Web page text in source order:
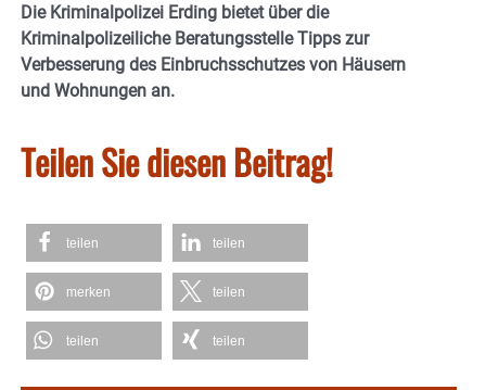
Die Kriminalpolizei Erding bietet über die
Kriminalpolizeiliche Beratungsstelle Tipps zur
Verbesserung des Einbruchsschutzes von Häusern
und Wohnungen an.
Teilen Sie diesen Beitrag!
teilen teilen
merken teilen
teilen teilen